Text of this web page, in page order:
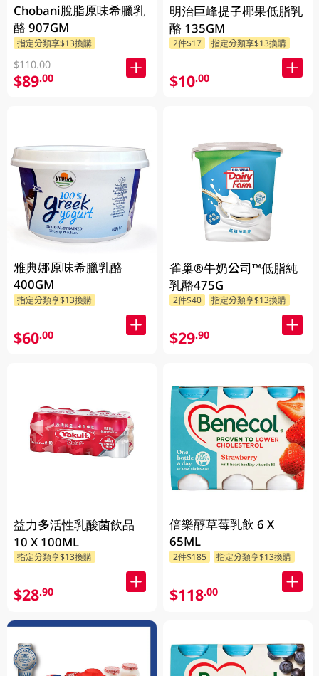
Chobani脫脂原味希臘乳
酪 907GM
指定分類享$13換購
$110.00
$89.00
雅典娜原味希臘乳酪
400GM
指定分類享$13換購
$60.00
益力多活性乳酸菌飲品
10 X 100ML
指定分類享$13換購
$28.90
明治巨峰提子椰果低脂乳
酪 135GM
2件$17 指定分類享$13換購
$10.00
雀巢®牛奶公司™低脂純
乳酪475G
2件$40 指定分類享$13換購
$29.90
倍樂醇草莓乳飲 6 X
65ML
2件$185 指定分類享$13換購
$118.00